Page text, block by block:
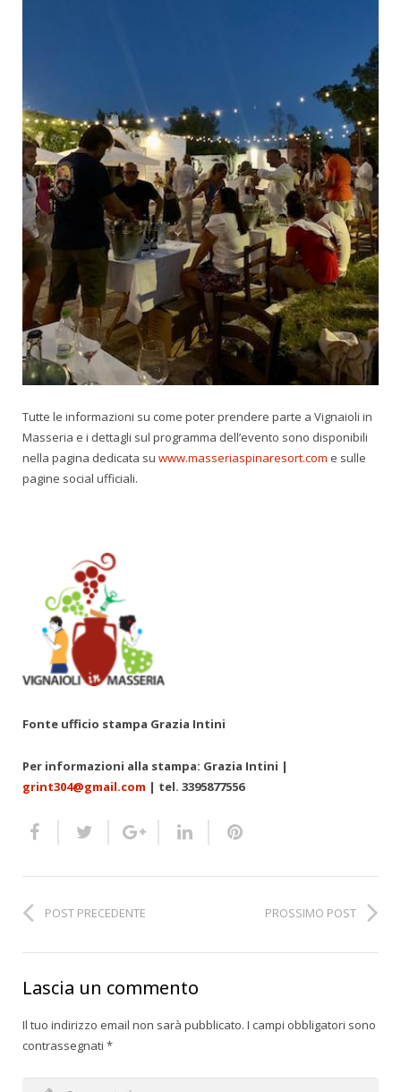
Tutte le informazioni su come poter prendere parte a Vignaioli in
Masseria e i dettagli sul programma dell’evento sono disponibili
nella pagina dedicata su www.masseriaspinaresort.com e sulle
pagine social ufficiali.
Fonte ufficio stampa Grazia Intini
Per informazioni alla stampa: Grazia Intini |
grint304@gmail.com | tel. 3395877556
POST PRECEDENTE PROSSIMO POST
Lascia un commento
Il tuo indirizzo email non sarà pubblicato. I campi obbligatori sono
contrassegnati *